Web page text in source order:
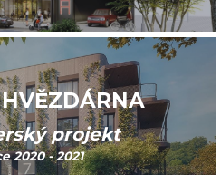
projekt
2020 - 2021